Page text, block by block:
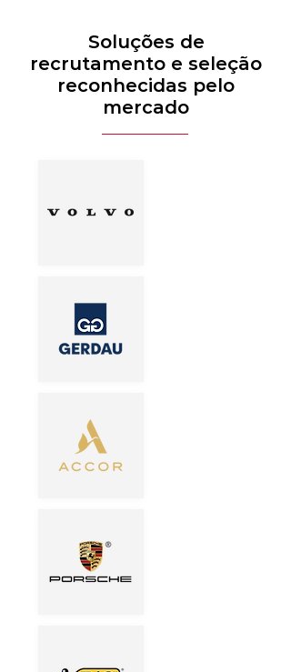
Soluções de
recrutamento e seleção
reconhecidas pelo
mercado